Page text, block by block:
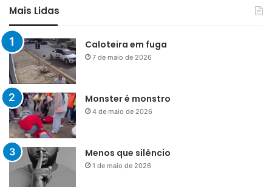
Mais Lidas
Caloteira em fuga
7 de maio de 2026
Monster é monstro
4 de maio de 2026
Menos que silêncio
1 de maio de 2026